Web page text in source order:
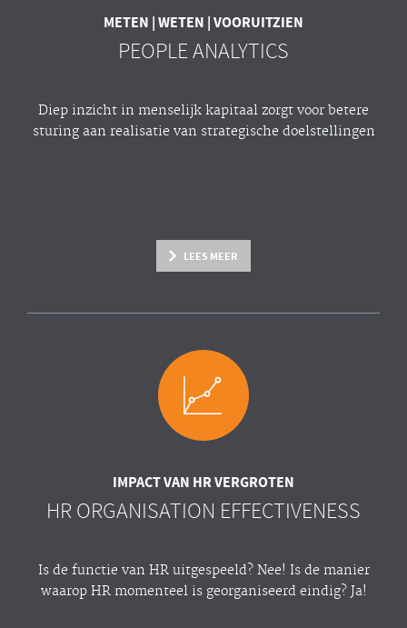
METEN | WETEN | VOORUITZIEN
PEOPLE ANALYTICS
Diep inzicht in menselijk kapitaal zorgt voor betere
sturing aan realisatie van strategische doelstellingen
LEES MEER
IMPACT VAN HR VERGROTEN
HR ORGANISATION EFFECTIVENESS
Is de functie van HR uitgespeeld? Nee! Is de manier
waarop HR momenteel is georganiseerd eindig? Ja!